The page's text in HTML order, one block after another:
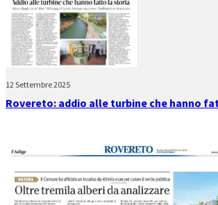
12 Settembre 2025
Rovereto: addio alle turbine che hanno